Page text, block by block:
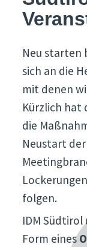
Neu starten
sich an die
mit denen
Kürzlich hat
die
Neustart
folgen.
IDM Südtirol
Form eines